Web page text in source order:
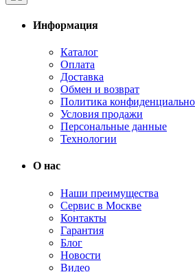
Информация
Каталог
Оплата
Доставка
Обмен и возврат
Политика
Условия продажи
Персональные данные
Технологии
О нас
Наши преимущества
Сервис в Москве
Контакты
Гарантия
Блог
Новости
Видео